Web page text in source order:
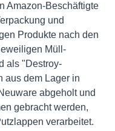
Amazon-Beschäftigte
und
Produkte nach den
Müll-
als "Destroy-
aus dem Lager in
abgeholt und
gebracht werden,
verarbeitet.